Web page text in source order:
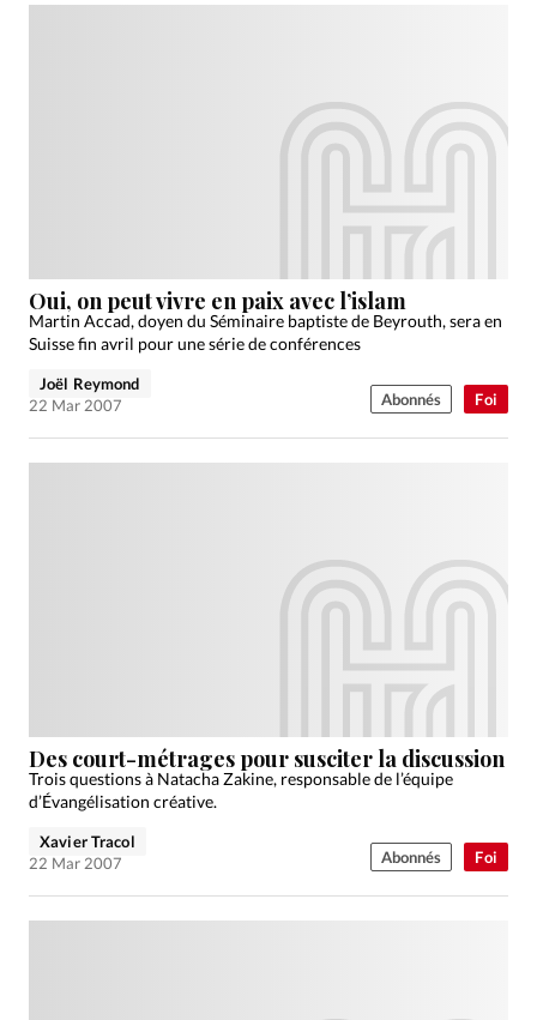
Foi
Oui, on peut vivre en paix avec l’islam
Martin Accad, doyen du Séminaire baptiste de Beyrouth, sera en
Suisse fin avril pour une série de conférences
Joël Reymond
22 Mar 2007
Abonnés
Foi
Des court-métrages pour susciter la discussion
Trois questions à Natacha Zakine, responsable de l’équipe
d’Évangélisation créative.
Xavier Tracol
22 Mar 2007
Abonnés